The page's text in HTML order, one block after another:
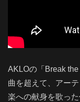
AKLOの「Break
曲を超えて、アー
楽への献身を歌っ